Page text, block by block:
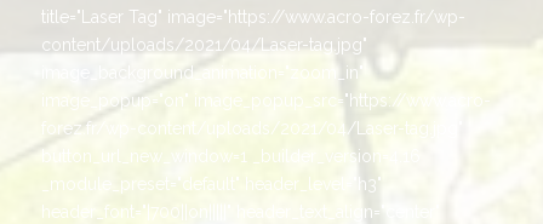
title="Laser Tag" image="https://www.acro-forez.fr/wp-
content/uploads/2021/04/Laser-tag.jpg"
image_background_animation="zoom_in"
image_popup="on" image_popup_src="https://www.acro-
forez.fr/wp-content/uploads/2021/04/Laser-tag.jpg"
button_url_new_window=1 _builder_version=4.16
_module_preset="default" header_level="h3"
header_font="|700||on|||||" header_text_align="center"